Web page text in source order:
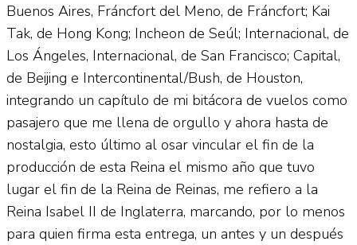
Buenos Aires, Fráncfort del Meno, de Fráncfort; Kai
Tak, de Hong Kong; Incheon de Seúl; Internacional, de
Los Ángeles, Internacional, de San Francisco; Capital,
de Beijing e Intercontinental/Bush, de Houston,
integrando un capítulo de mi bitácora de vuelos como
pasajero que me llena de orgullo y ahora hasta de
nostalgia, esto último al osar vincular el fin de la
producción de esta Reina el mismo año que tuvo
lugar el fin de la Reina de Reinas, me refiero a la
Reina Isabel II de Inglaterra, marcando, por lo menos
para quien firma esta entrega, un antes y un después